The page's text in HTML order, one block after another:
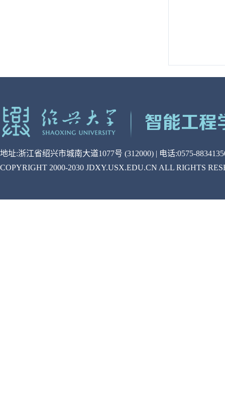
地址:浙江省绍兴市城南大道1077号 (312000) | 电话:0575-
COPYRIGHT 2000-2030 JDXY.USX.EDU.CN ALL RIGHTS